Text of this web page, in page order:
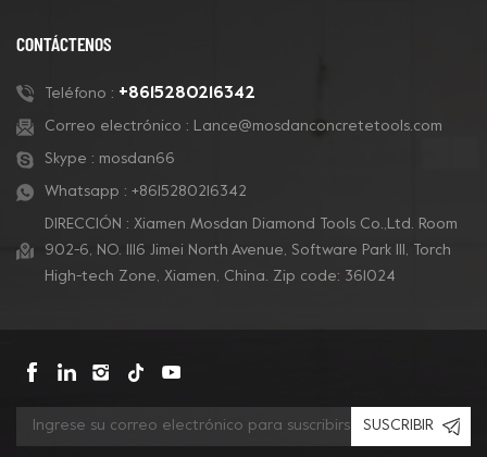
CONTÁCTENOS
Teléfono : +8615280216342
Correo electrónico : Lance@mosdanconcretetools.com
Skype : mosdan66
Whatsapp : +8615280216342
DIRECCIÓN : Xiamen Mosdan Diamond Tools Co.,Ltd. Room
902-6, NO. 1116 Jimei North Avenue, Software Park Ill, Torch
High-tech Zone, Xiamen, China. Zip code: 361024
SUSCRIBIR